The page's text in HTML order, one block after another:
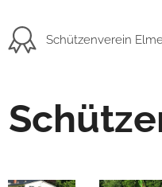
Schützenverein